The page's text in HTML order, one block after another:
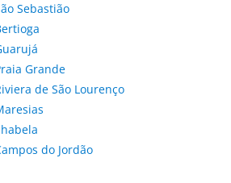
Sebastião
Grande
de São Lourenço
do Jordão